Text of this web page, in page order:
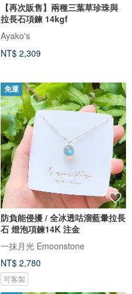
【再次販售】兩種三葉草珍珠與
拉長石項鍊 14kgf
Ayako's
NT$ 2,309
免運
防負能侵擾 / 全冰透咕溜藍暈拉長
石 燈泡項鍊14K 注金
一抹月光 Emoonstone
NT$ 2,780
可客製